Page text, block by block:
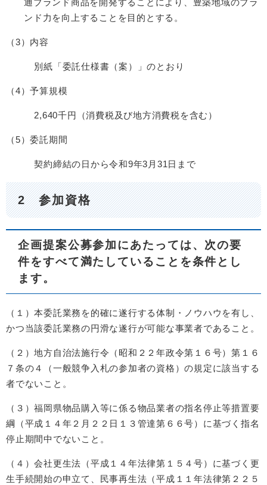
通ブランド商品を開発することにより、豊築地域のブラ
ンド力を向上することを目的とする。
（3）内容
別紙「委託仕様書（案）」のとおり
（4）予算規模
2,640千円（消費税及び地方消費税を含む）
（5）委託期間
契約締結の日から令和9年3月31日まで
2 参加資格
企画提案公募参加にあたっては、次の要
件をすべて満たしていることを条件とし
ます。
（１）本委託業務を的確に遂行する体制・ノウハウを有し、
かつ当該委託業務の円滑な遂行が可能な事業者であること。
（２）地方自治法施行令（昭和２２年政令第１６号）第１６
７条の４（一般競争入札の参加者の資格）の規定に該当する
者でないこと。
（３）福岡県物品購入等に係る物品業者の指名停止等措置要
綱（平成１４年２月２２日１３管達第６６号）に基づく指名
停止期間中でないこと。
（４）会社更生法（平成１４年法律第１５４号）に基づく更
生手続開始の申立て、民事再生法（平成１１年法律第２２５